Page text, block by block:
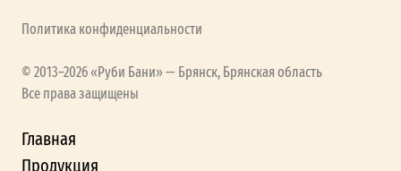
Политика конфиденциальности
© 2013–2026 «Руби Бани» — Брянск, Брянская область
Все права защищены
Главная
Продукция